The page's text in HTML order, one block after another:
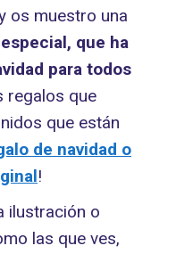
os muestro una
que ha
para todos
regalos que
que están
de navidad o
!
ilustración o
las que ves,